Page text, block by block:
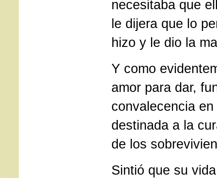
necesitaba que
le dijera que lo
hizo y le dio la
Y como
amor para dar,
convalecencia
destinada a la
de los
Sintió que su